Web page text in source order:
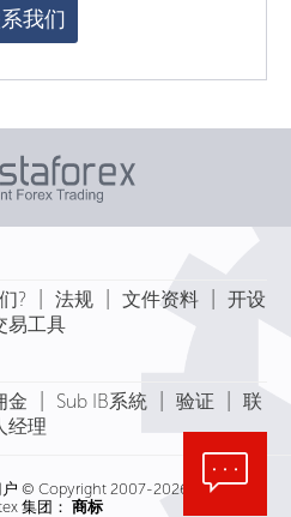
我们
? | 法规 | 文件资料 | 开设
易工具
金 | Sub IB系統 | 验证 | 联
经理
© Copyright 2007-2026
集团： 商标